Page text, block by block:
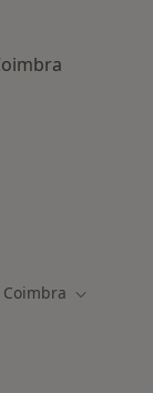
de cidade
Coimbra Mudar de